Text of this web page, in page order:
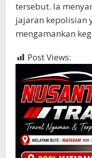
tersebut. Ia
jajaran kepolisian
mengamankan
Post Views: